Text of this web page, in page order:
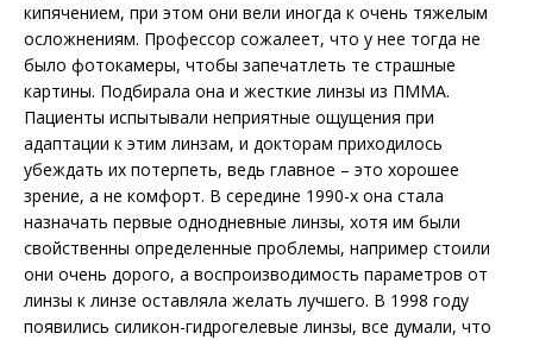
кипячением, при этом они вели иногда к очень тяжелым
осложнениям. Профессор сожалеет, что у нее тогда не
было фотокамеры, чтобы запечатлеть те страшные
картины. Подбирала она и жесткие линзы из ПММА.
Пациенты испытывали неприятные ощущения при
адаптации к этим линзам, и докторам приходилось
убеждать их потерпеть, ведь главное – это хорошее
зрение, а не комфорт. В середине 1990-х она стала
назначать первые однодневные линзы, хотя им были
свойственны определенные проблемы, например стоили
они очень дорого, а воспроизводимость параметров от
линзы к линзе оставляла желать лучшего. В 1998 году
появились силикон-гидрогелевые линзы, все думали, что